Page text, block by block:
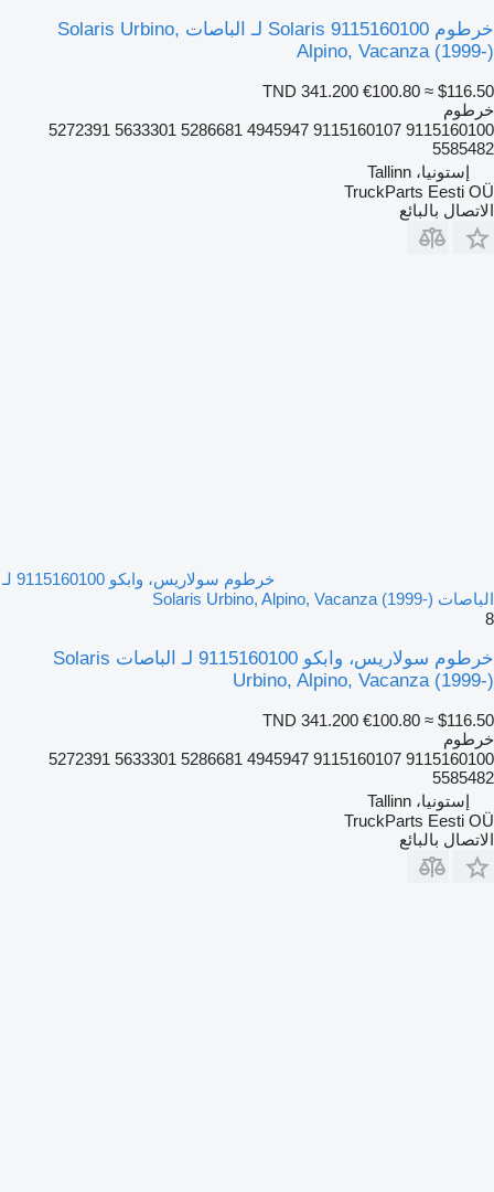
خرطوم Solaris 9115160100 لـ الباصات Solaris Urbino,
Alpino, Vacanza (1999-)
TND 341.200 €100.80 ≈ $116.50
خرطوم
9115160100 9115160107 4945947 5286681 5633301 5272391
5585482
إستونيا، Tallinn
TruckParts Eesti OÜ
الاتصال بالبائع
خرطوم سولاريس، وابكو 9115160100 لـ
الباصات Solaris Urbino, Alpino, Vacanza (1999-)
8
خرطوم سولاريس، وابكو 9115160100 لـ الباصات Solaris
Urbino, Alpino, Vacanza (1999-)
TND 341.200 €100.80 ≈ $116.50
خرطوم
9115160100 9115160107 4945947 5286681 5633301 5272391
5585482
إستونيا، Tallinn
TruckParts Eesti OÜ
الاتصال بالبائع